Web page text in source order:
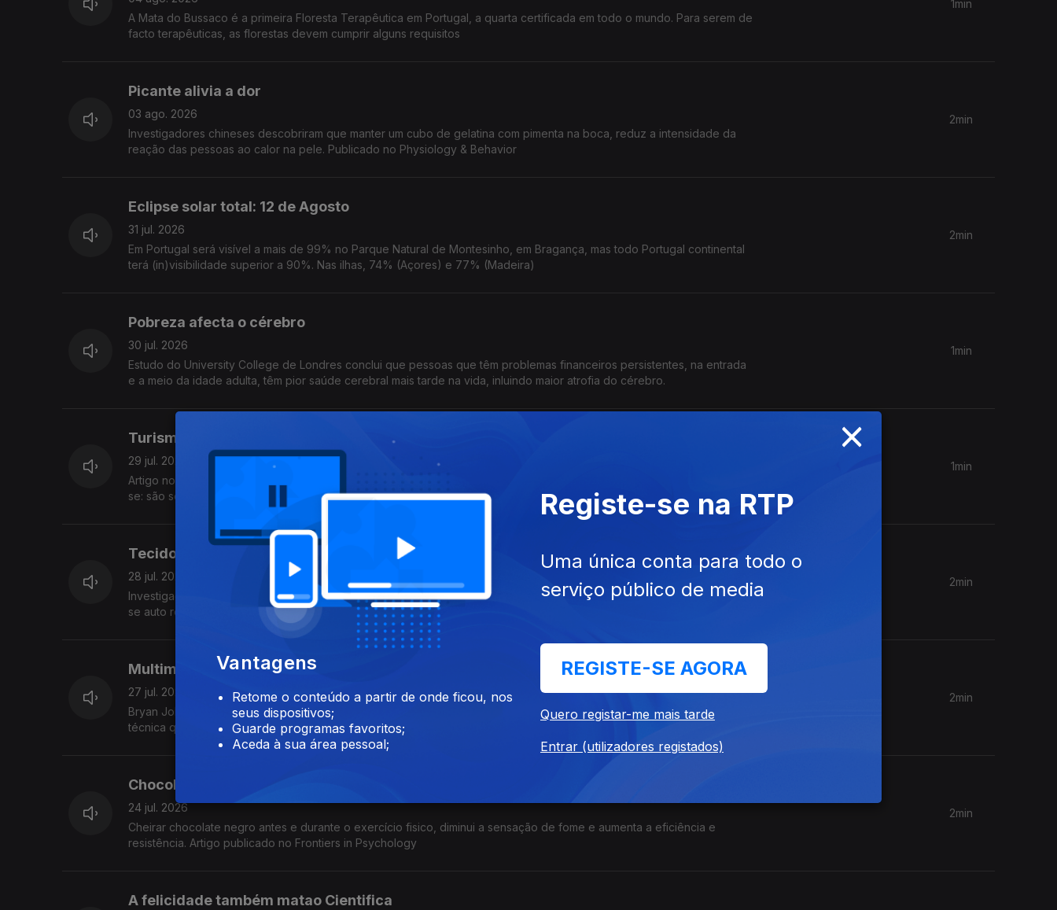
A Mata do Bussaco é a primeira Floresta Terapêutica em Portugal, a quarta certificada em todo o mundo. Para serem de
facto terapêuticas, as florestas devem cumprir alguns requisitos
1min
Picante alivia a dor
03 ago. 2026
Investigadores chineses descobriram que manter um cubo de gelatina com pimenta na boca, reduz a intensidade da
reação das pessoas ao calor na pele. Publicado no Physiology & Behavior
2min
Eclipse solar total: 12 de Agosto
31 jul. 2026
Em Portugal será visível a mais de 99% no Parque Natural de Montesinho, em Bragança, mas todo Portugal continental
terá (in)visibilidade superior a 90%. Nas ilhas, 74% (Açores) e 77% (Madeira)
2min
Pobreza afecta o cérebro
30 jul. 2026
Estudo do University College de Londres conclui que pessoas que têm problemas financeiros persistentes, na entrada
e a meio da idade adulta, têm pior saúde cerebral mais tarde na vida, inluindo maior atrofia do cérebro.
1min
Turismo e questões éticas
29 jul. 2026
Artigo no Annals of Tourism Research investiga as razões que estão a levar os guias turísticos na Antártida a despedir-
se: são sobretudo questões éticas relacionadas com o ambiente que motivam a decisão
1min
Tecido vivo é capaz de auto reparação
28 jul. 2026
Investigadores chineses desenvolveram tecido "vivo" a partir do fungo cordyceps militaris. Pode ser programado para
se auto reparar, resistir à agua e sujidade e ter protecção UV. Publicado na Science Advances
2min
Multimilionário anuncia clone de si mesmo
27 jul. 2026
Bryan Johnson anunciou ter criado um clone bebé de si mesmo, mas na verdade reprogramou células usando um
técnica que ganhou o Nobel da Medicina em 2012. A ideia é retardar o envelhecimento
2min
Chocolate negro ajuda no exercício fisico
24 jul. 2026
Cheirar chocolate negro antes e durante o exercício fisico, diminui a sensação de fome e aumenta a eficiência e
resistência. Artigo publicado no Frontiers in Psychology
2min
A felicidade também matao Cientifica
×
Vantagens
Retome o conteúdo a partir de onde ficou, nos
seus dispositivos;
Guarde programas favoritos;
Aceda à sua área pessoal;
Registe-se na RTP
Uma única conta para todo o
serviço público de media
REGISTE-SE AGORA
Quero registar-me mais tarde
Entrar (utilizadores registados)